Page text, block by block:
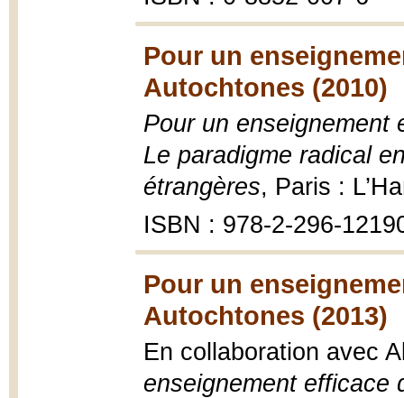
Pour un
Autochtones (2010)
Pour un enseignement
Le paradigme radical
étrangères, Paris :
ISBN : 978-2-296-
Pour un
Autochtones (2013)
En collaboration avec
enseignement efficace